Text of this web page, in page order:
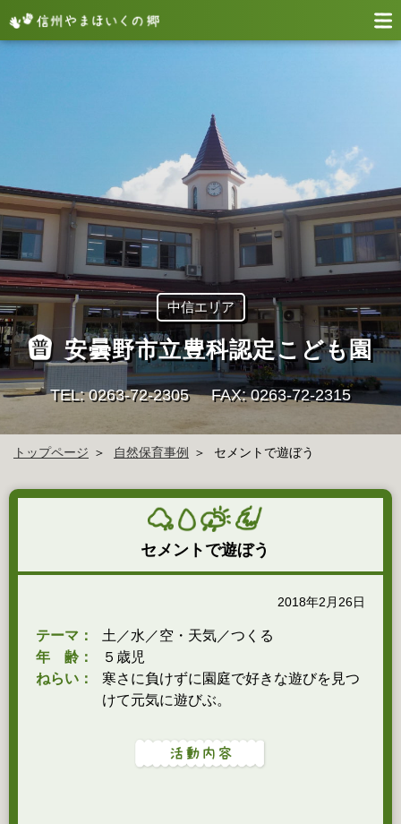
中信エリア
安曇野市立豊科認定こども園
TEL: 0263-72-2305 FAX: 0263-72-2315
トップページ 自然保育事例 セメントで遊ぼう
セメントで遊ぼう
2018年2月26日
テーマ：
土／水／空・天気／つくる
年 齢：
５歳児
ねらい：
寒さに負けずに園庭で好きな遊びを見つ
けて元気に遊びぶ。